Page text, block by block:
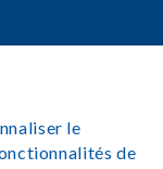
le
de